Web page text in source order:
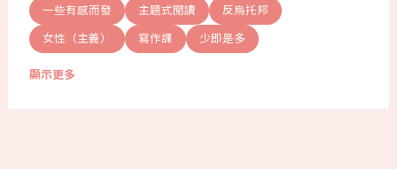
一些有感而發 主題式閱讀 反烏托邦
女性（主義） 寫作課 少即是多
顯示更多